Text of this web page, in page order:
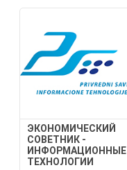
ЭКОНОМИЧЕСКИЙ
СОВЕТНИК -
ИНФОРМАЦИОННЫЕ
ТЕХНОЛОГИИ